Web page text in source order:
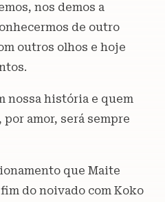
nos demos a
de outro
outros olhos e hoje
nossa história e quem
amor, será sempre
que Maite
do noivado com Koko